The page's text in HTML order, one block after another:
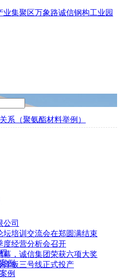
集聚区万象路诚信钢构工业园
例
例
系（聚氨酯材料举例）
公司
坛培训交流会在郑圆满结束
度经营分析会召开
幕，诚信集团荣获六项大奖
库板三号线正式投产